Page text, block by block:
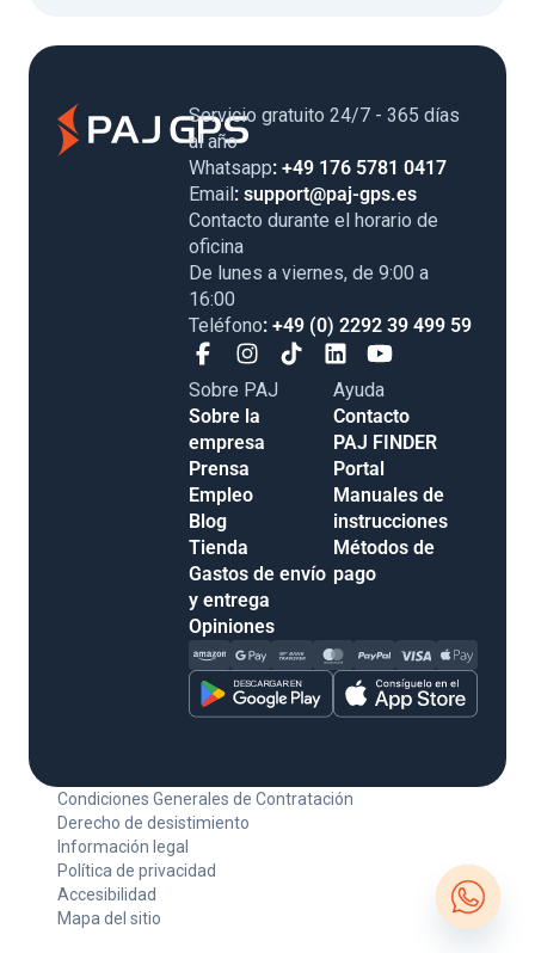
Servicio gratuito 24/7 - 365 días
al año
Whatsapp: +49 176 5781 0417
Email: support@paj-gps.es
Contacto durante el horario de
oficina
De lunes a viernes, de 9:00 a
16:00
Teléfono: +49 (0) 2292 39 499 59
Sobre PAJ
Sobre la
empresa
Prensa
Empleo
Blog
Tienda
Gastos de envío
y entrega
Opiniones
Ayuda
Contacto
PAJ FINDER
Portal
Manuales de
instrucciones
Métodos de
pago
Condiciones Generales de Contratación
Derecho de desistimiento
Información legal
Política de privacidad
Accesibilidad
Mapa del sitio